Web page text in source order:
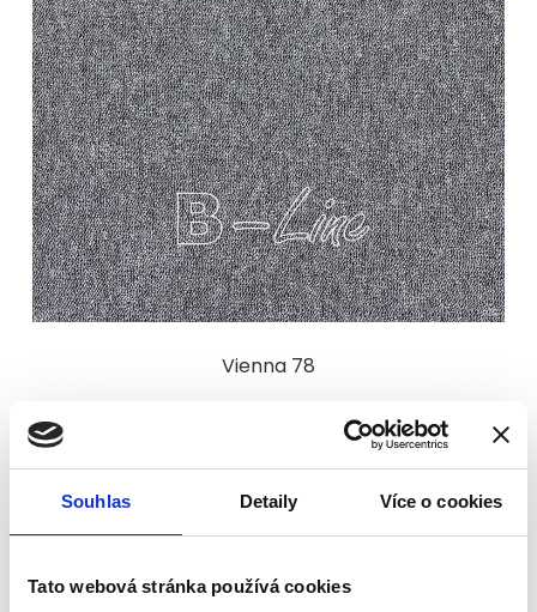
Souhlas Detaily Více o cookies
Tato webová stránka používá cookies
Vienna 78